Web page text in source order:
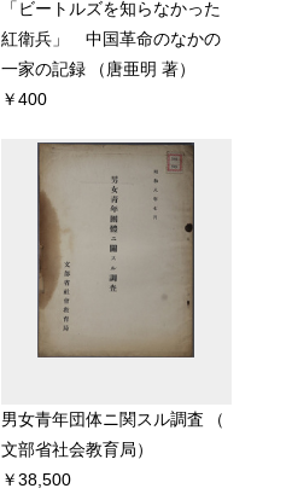
「ビートルズを知らなかった
紅衛兵」 中国革命のなかの
一家の記録
（唐亜明 著）
￥400
男女青年団体ニ関スル調査
（
文部省社会教育局）
￥38,500